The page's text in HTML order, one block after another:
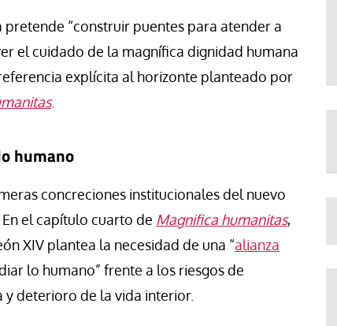
“construir puentes para atender a
el cuidado de la magnífica dignidad humana
explícita al horizonte planteado por
.
humano
concreciones institucionales del nuevo
el capítulo cuarto de Magnifica humanitas,
XIV plantea la necesidad de una “alianza
lo humano” frente a los riesgos de
deterioro de la vida interior.